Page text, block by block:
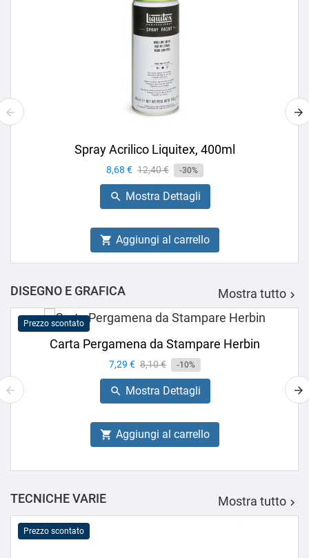
Spray Acrilico Liquitex, 400ml
Prezzo
8,68 € Prezzo
base
12,40 € -30%
 Mostra Dettagli
 Aggiungi al carrello
DISEGNO E GRAFICA Mostra tutto 
Prezzo scontato
Carta Pergamena da Stampare Herbin
Prezzo
7,29 € Prezzo
base
8,10 € -10%
 Mostra Dettagli
 Aggiungi al carrello
TECNICHE VARIE Mostra tutto 
Prezzo scontato